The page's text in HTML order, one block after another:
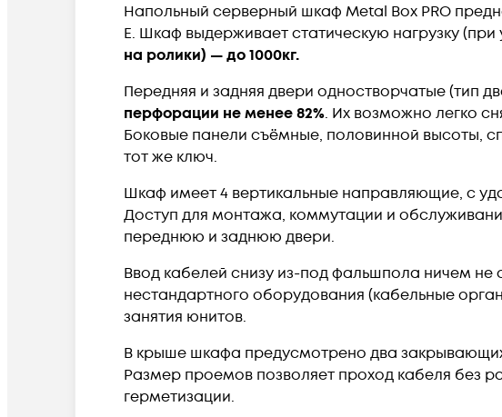
Напольный серверный шкаф Metal Box PRO
E. Шкаф выдерживает статическую нагрузку
на ролики) — до 1000кг.
Передняя и задняя двери одностворчатые (тип
перфорации не менее 82%. Их возможно легко
Боковые панели съёмные, половинной высоты,
тот же ключ.
Шкаф имеет 4 вертикальные направляющие, с
Доступ для монтажа, коммутации и
переднюю и заднюю двери.
Ввод кабелей снизу из-под фальшпола ничем не
нестандартного оборудования (кабельные
занятия юнитов.
В крыше шкафа предусмотрено два
Размер проемов позволяет проход кабеля без
герметизации.